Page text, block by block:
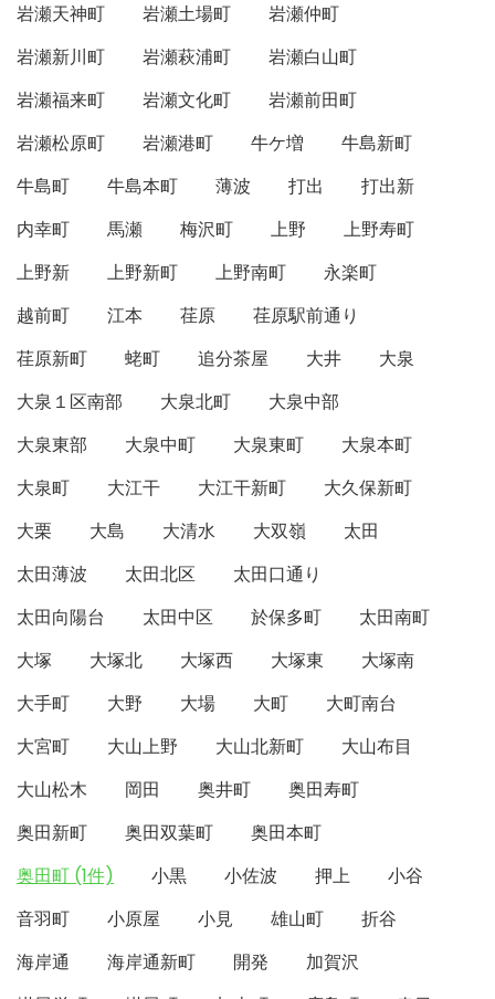
岩瀬天神町
岩瀬土場町
岩瀬仲町
岩瀬新川町
岩瀬萩浦町
岩瀬白山町
岩瀬福来町
岩瀬文化町
岩瀬前田町
岩瀬松原町
岩瀬港町 牛ケ増
牛島新町
牛島町
牛島本町 薄波 打出
打出新
内幸町
馬瀬 梅沢町 上野
上野寿町
上野新
上野新町 上野南町
永楽町
越前町
江本 荏原
荏原駅前通り
荏原新町
蛯町 追分茶屋 大井
大泉
大泉１区南部
大泉北町
大泉中部
大泉東部
大泉中町 大泉東町
大泉本町
大泉町
大江干 大江干新町
大久保新町
大栗
大島 大清水 大双嶺
太田
太田薄波
太田北区
太田口通り
太田向陽台
太田中区 於保多町
太田南町
大塚
大塚北 大塚西 大塚東
大塚南
大手町
大野 大場 大町
大町南台
大宮町
大山上野 大山北新町
大山布目
大山松木
岡田 奥井町
奥田寿町
奥田新町
奥田双葉町
奥田本町
奥田町 (1件)
小黒 小佐波 押上
小谷
音羽町
小原屋 小見 雄山町
折谷
海岸通
海岸通新町 開発
加賀沢